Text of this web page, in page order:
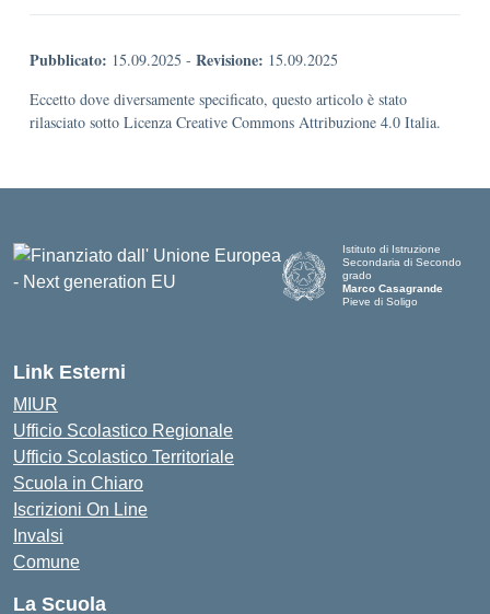
Pubblicato: 15.09.2025 - Revisione: 15.09.2025
Eccetto dove diversamente specificato, questo articolo è stato
rilasciato sotto Licenza Creative Commons Attribuzione 4.0 Italia.
Istituto di Istruzione
Secondaria di Secondo
grado
Marco Casagrande
Pieve di Soligo
Link Esterni
MIUR
Ufficio Scolastico Regionale
Ufficio Scolastico Territoriale
Scuola in Chiaro
Iscrizioni On Line
Invalsi
Comune
La Scuola